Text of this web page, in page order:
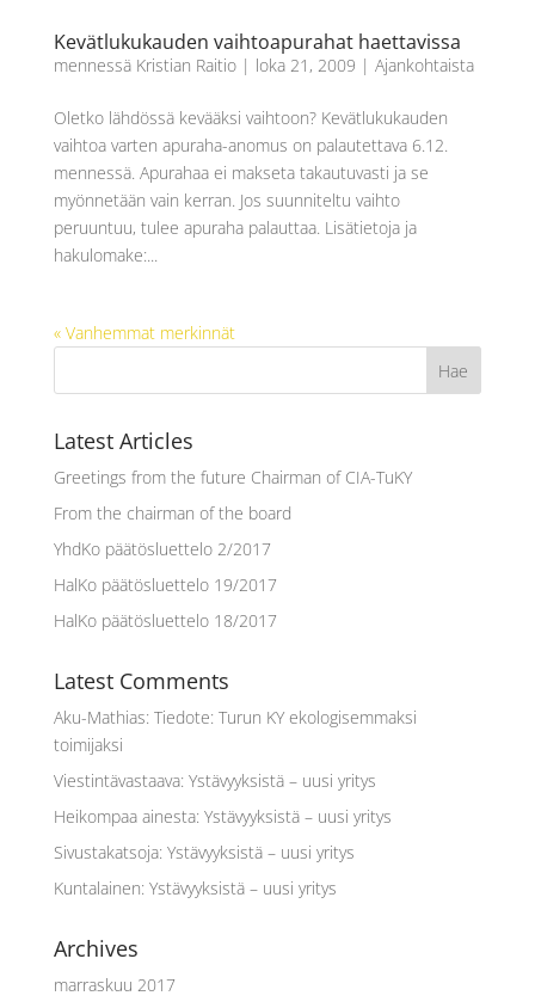
Kevätlukukauden vaihtoapurahat haettavissa
mennessä Kristian Raitio| loka 21, 2009 | Ajankohtaista
Oletko lähdössä kevääksi vaihtoon? Kevätlukukauden
vaihtoa varten apuraha-anomus on palautettava 6.12.
mennessä. Apurahaa ei makseta takautuvasti ja se
myönnetään vain kerran. Jos suunniteltu vaihto
peruuntuu, tulee apuraha palauttaa. Lisätietoja ja
hakulomake:...
« Vanhemmat merkinnät
Latest Articles
Greetings from the future Chairman of CIA-TuKY
From the chairman of the board
YhdKo päätösluettelo 2/2017
HalKo päätösluettelo 19/2017
HalKo päätösluettelo 18/2017
Latest Comments
Aku-Mathias: Tiedote: Turun KY ekologisemmaksi
toimijaksi
Viestintävastaava: Ystävyyksistä – uusi yritys
Heikompaa ainesta: Ystävyyksistä – uusi yritys
Sivustakatsoja: Ystävyyksistä – uusi yritys
Kuntalainen: Ystävyyksistä – uusi yritys
Archives
marraskuu 2017